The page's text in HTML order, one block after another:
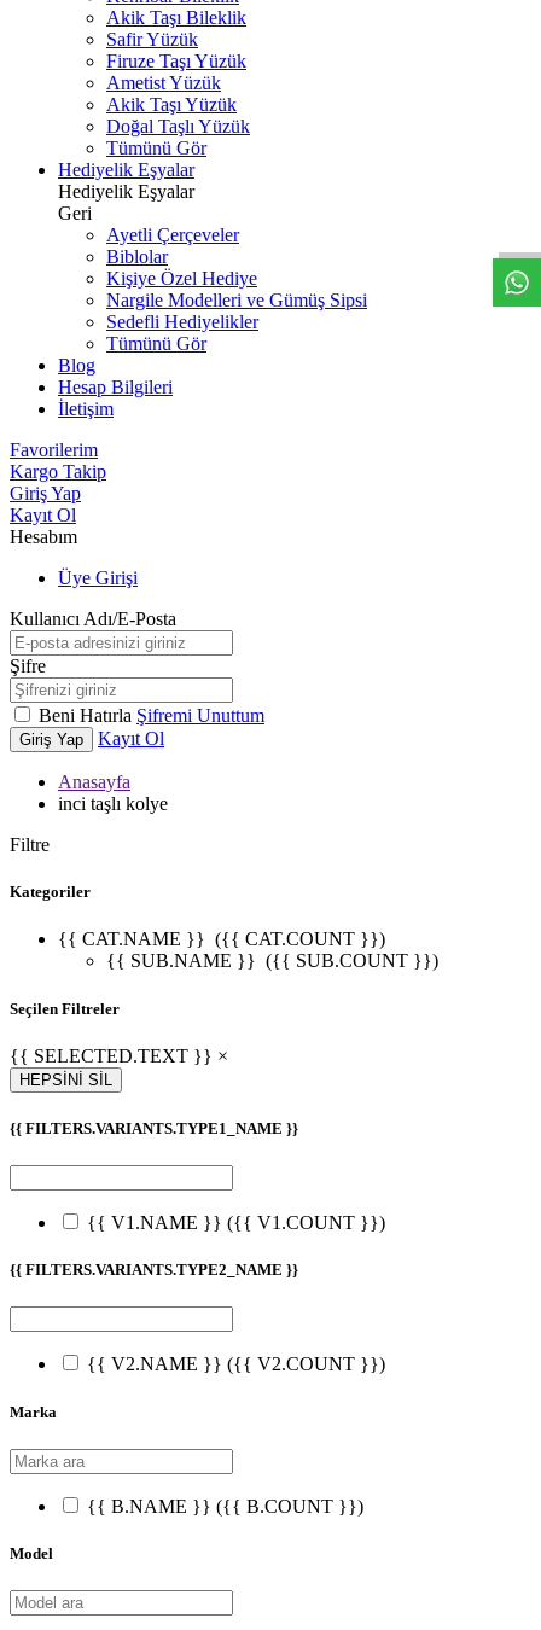
Akik Taşı Bileklik
Safir Yüzük
Firuze Taşı Yüzük
Ametist Yüzük
Akik Taşı Yüzük
Doğal Taşlı Yüzük
Tümünü Gör
Hediyelik Eşyalar
Hediyelik Eşyalar
Geri
Ayetli Çerçeveler
Biblolar
Kişiye Özel Hediye
Nargile Modelleri ve Gümüş Sipsi
Sedefli Hediyelikler
Tümünü Gör
Blog
Hesap Bilgileri
İletişim
Favorilerim
Kargo Takip
Giriş Yap
Kayıt Ol
Hesabım
Üye Girişi
Kullanıcı Adı/E-Posta
Şifre
Beni Hatırla Şifremi Unuttum
Giriş Yap Kayıt Ol
Anasayfa
inci taşlı kolye
Filtre
Kategoriler
{{ CAT.NAME }} ({{ CAT.COUNT }})
{{ SUB.NAME }} ({{ SUB.COUNT }})
Seçilen Filtreler
{{ SELECTED.TEXT }} ×
HEPSİNİ SİL
{{ FILTERS.VARIANTS.TYPE1_NAME }}
{{ V1.NAME }} ({{ V1.COUNT }})
{{ FILTERS.VARIANTS.TYPE2_NAME }}
{{ V2.NAME }} ({{ V2.COUNT }})
Marka
{{ B.NAME }} ({{ B.COUNT }})
Model